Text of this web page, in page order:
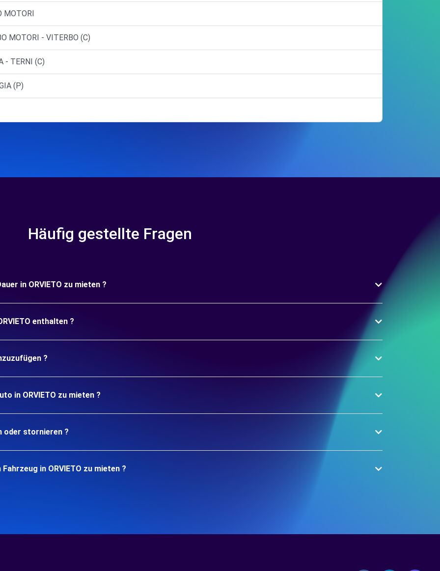
MOTORI
MOTORI - VITERBO (C)
- TERNI (C)
(P)
Häufig gestellte Fragen
in ORVIETO zu mieten ?
enthalten ?
?
in ORVIETO zu mieten ?
oder stornieren ?
in ORVIETO zu mieten ?